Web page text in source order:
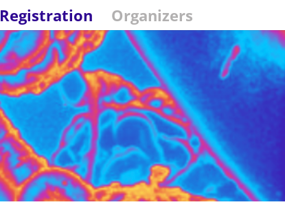
Registration Organizers